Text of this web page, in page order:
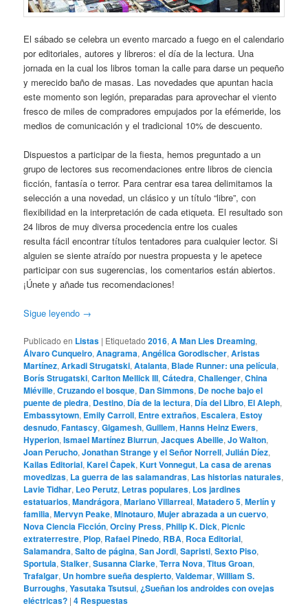
El sábado se celebra un evento marcado a fuego en el calendario
por editoriales, autores y libreros: el día de la lectura. Una
jornada en la cual los libros toman la calle para darse un pequeño
y merecido baño de masas. Las novedades que apuntan hacia
este momento son legión, preparadas para aprovechar el viento
fresco de miles de compradores empujados por la efémeride, los
medios de comunicación y el tradicional 10% de descuento.
Dispuestos a participar de la fiesta, hemos preguntado a un
grupo de lectores sus recomendaciones entre libros de ciencia
ficción, fantasía o terror. Para centrar esa tarea delimitamos la
selección a una novedad, un clásico y un título “libre”, con
flexibilidad en la interpretación de cada etiqueta. El resultado son
24 libros de muy diversa procedencia entre los cuales
resulta fácil encontrar títulos tentadores para cualquier lector. Si
alguien se siente atraído por nuestra propuesta y le apetece
participar con sus sugerencias, los comentarios están abiertos.
¡Únete y añade tus recomendaciones!
Sigue leyendo →
Publicado en Listas | Etiquetado 2016,A Man Lies Dreaming,
Álvaro Cunqueiro,Anagrama,Angélica Gorodischer,Aristas
Martínez,Arkadi Strugatski,Atalanta, Blade Runner: una película,
Borís Strugatski,Carlton Mellick III,Cátedra,Challenger,China
Miéville,Cruzando el bosque, Dan Simmons, De noche bajo el
puente de piedra, Destino, Día de la lectura, Día del Libro, El Aleph,
Embassytown, Emily Carroll, Entre extraños, Escalera, Estoy
desnudo,Fantascy,Gigamesh,Guillem,Hanns Heinz Ewers,
Hyperion,Ismael Martínez Biurrun,Jacques Abeille,Jo Walton,
Joan Perucho,Jonathan Strange y el Señor Norrell,Julián Díez,
Kailas Editorial,Karel Čapek,Kurt Vonnegut, La casa de arenas
movedizas, La guerra de las salamandras, Las historias naturales,
Lavie Tidhar, Leo Perutz, Letras populares, Los jardines
estatuarios,Mandrágora,Mariano Villarreal,Matadero 5,Merlín y
familia,Mervyn Peake,Minotauro,Mujer abrazada a un cuervo,
Nova Ciencia Ficción,Orciny Press, Philip K. Dick, Picnic
extraterrestre, Plop, Rafael Pinedo, RBA, Roca Editorial,
Salamandra,Salto de página,San Jordi,Sapristi,Sexto Piso,
Sportula,Stalker,Susanna Clarke,Terra Nova,Titus Groan,
Trafalgar, Un hombre sueña despierto,Valdemar,William S.
Burroughs,Yasutaka Tsutsui, ¿Sueñan los androides con ovejas
eléctricas? |4 Respuestas